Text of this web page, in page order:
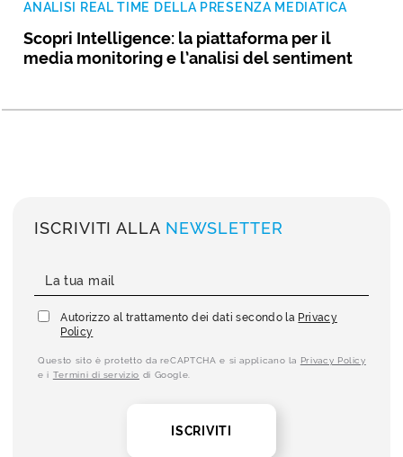
ANALISI REAL TIME DELLA PRESENZA MEDIATICA
Scopri Intelligence: la piattaforma per il
media monitoring e l’analisi del sentiment
ISCRIVITI ALLA NEWSLETTER
Autorizzo al trattamento dei dati secondo la Privacy
Policy
Questo sito è protetto da reCAPTCHA e si applicano la Privacy Policy
e i Termini di servizio di Google.
ISCRIVITI